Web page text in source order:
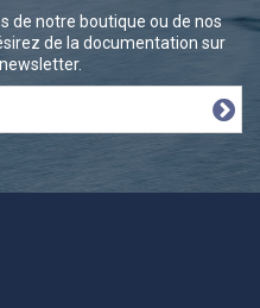
de notre boutique ou de nos
de la documentation sur